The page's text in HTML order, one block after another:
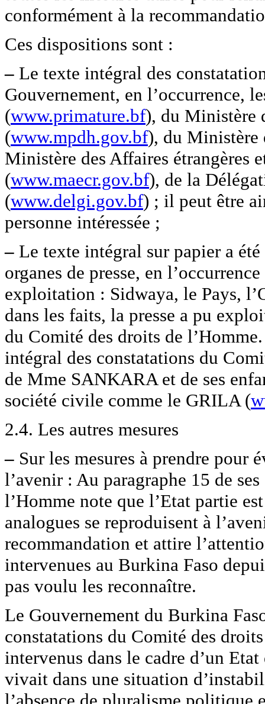
conformément à la
Ces dispositions sont :
– Le texte intégral des
Gouvernement, en l’occurrence,
(www.primature.bf), du Ministère
(www.mpdh.gov.bf), du Ministère
Ministère des Affaires étrangères
(www.maecr.gov.bf), de la
(www.delgi.gov.bf) ; il peut être
personne intéressée ;
– Le texte intégral sur papier a
organes de presse, en
exploitation : Sidwaya, le Pays,
dans les faits, la presse a pu
du Comité des droits de
intégral des constatations du
de Mme SANKARA et de ses
société civile comme le GRILA (
2.4. Les autres mesures
– Sur les mesures à prendre pour
l’avenir : Au paragraphe 15 de
l’Homme note que l’Etat partie
analogues se reproduisent à
recommandation et attire
intervenues au Burkina Faso
pas voulu les reconnaître.
Le Gouvernement du Burkina
constatations du Comité des
intervenus dans le cadre d’un
vivait dans une situation